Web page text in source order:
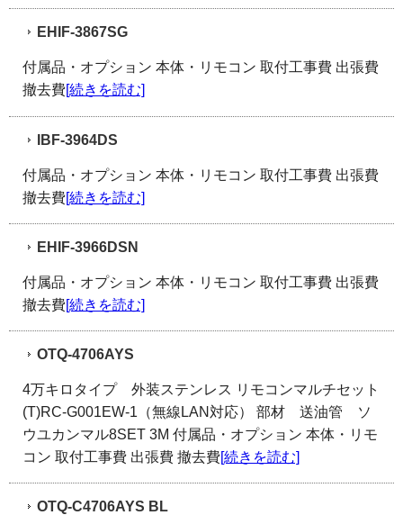
EHIF-3867SG
付属品・オプション 本体・リモコン 取付工事費 出張費
撤去費[続きを読む]
IBF-3964DS
付属品・オプション 本体・リモコン 取付工事費 出張費
撤去費[続きを読む]
EHIF-3966DSN
付属品・オプション 本体・リモコン 取付工事費 出張費
撤去費[続きを読む]
OTQ-4706AYS
4万キロタイプ 外装ステンレス リモコンマルチセット
(T)RC-G001EW-1（無線LAN対応） 部材 送油管 ソ
ウユカンマル8SET 3M 付属品・オプション 本体・リモ
コン 取付工事費 出張費 撤去費[続きを読む]
OTQ-C4706AYS BL